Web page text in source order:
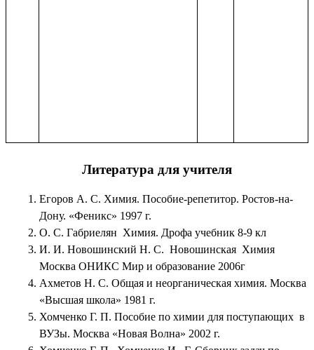
Литература для учителя
Егоров А. С. Химия. Пособие-репетитор. Ростов-на-
Дону. «Феникс» 1997 г.
О. С. Габриелян Химия. Дрофа учебник 8-9 кл
И. И. Новошинский Н. С. Новошинская Химия
Москва ОНИКС Мир и образование 2006г
Ахметов Н. С. Общая и неорганическая химия. Москва
«Высшая школа» 1981 г.
Хомченко Г. П. Пособие по химии для поступающих в
ВУЗы. Москва «Новая Волна» 2002 г.